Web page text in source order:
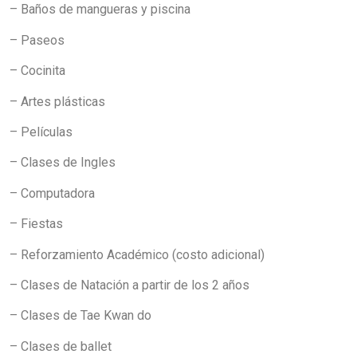
– Baños de mangueras y piscina
– Paseos
– Cocinita
– Artes plásticas
– Películas
– Clases de Ingles
– Computadora
– Fiestas
– Reforzamiento Académico (costo adicional)
– Clases de Natación a partir de los 2 años
– Clases de Tae Kwan do
– Clases de ballet